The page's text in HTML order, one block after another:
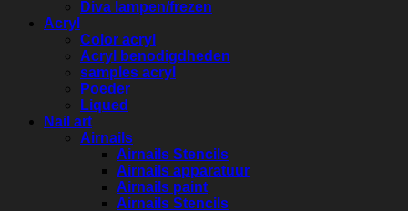
Diva lampen/frezen
Acryl
Color acryl
Acryl benodigdheden
samples acryl
Poeder
Liqued
Nail art
Airnails
Airnails Stencils
Airnails apparatuur
Airnails paint
Airnails Stencils